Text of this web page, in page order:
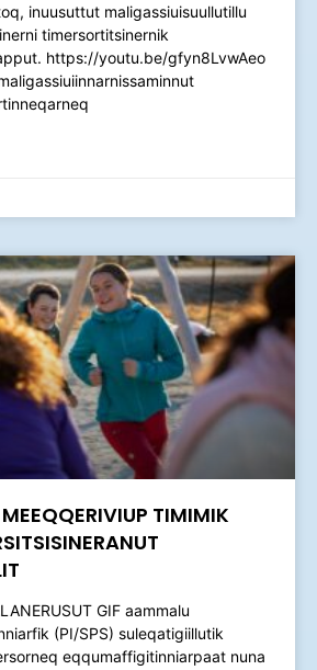
inuusuttut maligassiuisuullutillu
timersortitsinernik
https://youtu.be/gfyn8LvwAeo
TIMIMIK
GIF aammalu
(PI/SPS) suleqatigiillutik
eqqumaffigitinniarpaat nuna